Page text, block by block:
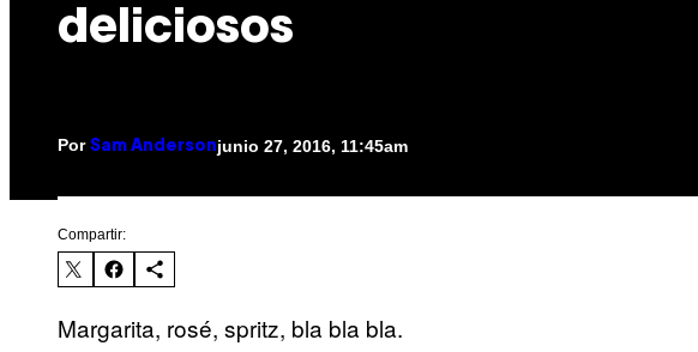
deliciosos
Por Sam Andersonjunio 27, 2016, 11:45am
Compartir:
Margarita, rosé, spritz, bla bla bla.